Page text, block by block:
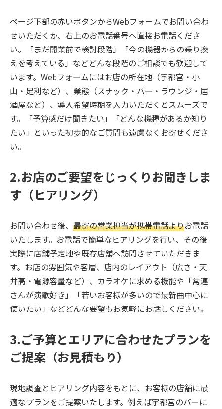
ページ下部の赤いボタンからWebフォームでお問い合わ
せいただくか、右上のお電話番号へ直接お電話くださ
い。「まだ開業前で検討段階」「今の機器からの乗り換
えを考えている」などどんな段階のご相談でも歓迎して
います。Webフォームにはお店の所在地（宇都宮・小
山・足利など）、業態（スナック・バー・ラウンジ・居
酒屋など）、導入希望時期を入力いただくとスムーズで
す。「予算感だけ聞きたい」「どんな機種があるか知り
たい」といった初歩的なご質問も遠慮なくお寄せくださ
い。
2.お店のご要望をじっくりお聞きしま
す（ヒアリング）
お問い合わせ後、 最寄の営業担当が携帯電話よりお電話
いたします。お電話で簡単なヒアリングを行い、その後
実際に店舗予定地や既存店舗へ訪問させていただきま
す。お店の雰囲気や客層、店内のレイアウト（広さ・天
井高・電源容量など）、カラオケに求める機能や「常連
さんが演歌好き」「若いお客様が多いので最新曲中心に
使いたい」などどんな要望もお気軽にお話しください。
3.ご予算とエリアに合わせたプランを
ご提案（お見積もり）
現地調査とヒアリング内容をもとに、お客様の店舗に最
適なプランをご提案いたします。例えば宇都宮のバーに